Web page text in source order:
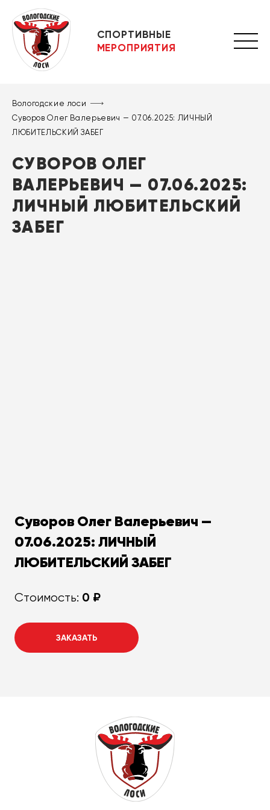
СПОРТИВНЫЕ
МЕРОПРИЯТИЯ
Вологодские лоси
Суворов Олег Валерьевич — 07.06.2025: ЛИЧНЫЙ
ЛЮБИТЕЛЬСКИЙ ЗАБЕГ
СУВОРОВ ОЛЕГ
ВАЛЕРЬЕВИЧ — 07.06.2025:
ЛИЧНЫЙ ЛЮБИТЕЛЬСКИЙ
ЗАБЕГ
Суворов Олег Валерьевич —
07.06.2025: ЛИЧНЫЙ
ЛЮБИТЕЛЬСКИЙ ЗАБЕГ
Стоимость: 0 ₽
ЗАКАЗАТЬ